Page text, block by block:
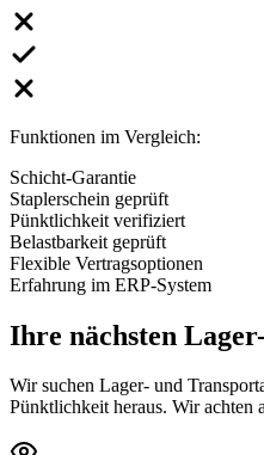
Funktionen im Vergleich:
Schicht-Garantie
Staplerschein geprüft
Pünktlichkeit verifiziert
Belastbarkeit geprüft
Flexible Vertragsoptionen
Erfahrung im ERP-System
Ihre nächsten
Wir suchen Lager- und
Pünktlichkeit heraus. Wir achten